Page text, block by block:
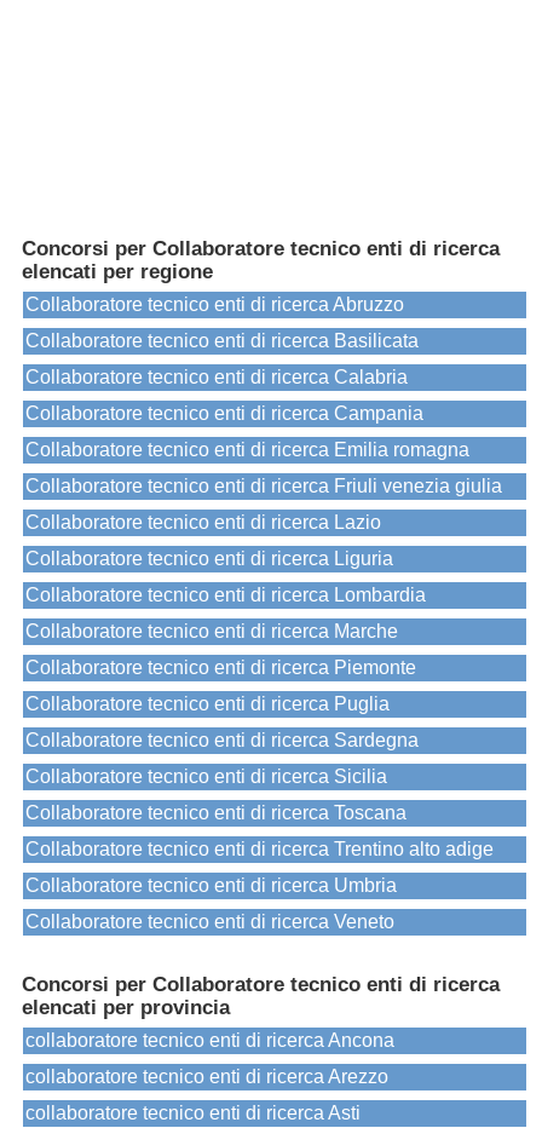
Concorsi per Collaboratore tecnico enti di ricerca
elencati per regione
Collaboratore tecnico enti di ricerca Abruzzo
Collaboratore tecnico enti di ricerca Basilicata
Collaboratore tecnico enti di ricerca Calabria
Collaboratore tecnico enti di ricerca Campania
Collaboratore tecnico enti di ricerca Emilia romagna
Collaboratore tecnico enti di ricerca Friuli venezia giulia
Collaboratore tecnico enti di ricerca Lazio
Collaboratore tecnico enti di ricerca Liguria
Collaboratore tecnico enti di ricerca Lombardia
Collaboratore tecnico enti di ricerca Marche
Collaboratore tecnico enti di ricerca Piemonte
Collaboratore tecnico enti di ricerca Puglia
Collaboratore tecnico enti di ricerca Sardegna
Collaboratore tecnico enti di ricerca Sicilia
Collaboratore tecnico enti di ricerca Toscana
Collaboratore tecnico enti di ricerca Trentino alto adige
Collaboratore tecnico enti di ricerca Umbria
Collaboratore tecnico enti di ricerca Veneto
Concorsi per Collaboratore tecnico enti di ricerca
elencati per provincia
collaboratore tecnico enti di ricerca Ancona
collaboratore tecnico enti di ricerca Arezzo
collaboratore tecnico enti di ricerca Asti